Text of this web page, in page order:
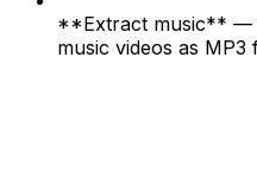
**Extract music** —
music videos as